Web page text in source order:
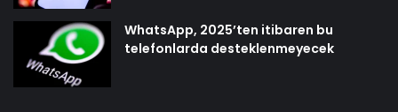
WhatsApp, 2025’ten itibaren bu
telefonlarda desteklenmeyecek